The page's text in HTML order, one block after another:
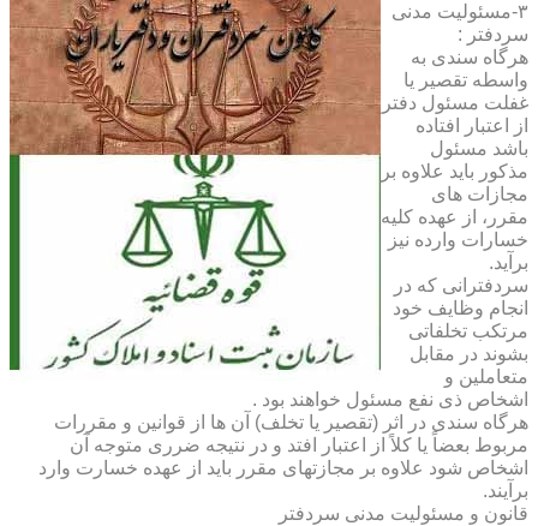
۳-مسئولیت مدنی
سردفتر :
هرگاه سندی به
واسطه تقصیر یا
غفلت مسئول دفتر
از اعتبار افتاده
باشد مسئول
مذکور باید علاوه بر
مجازات های
مقرر، از عهده کلیه
خسارات وارده نیز
برآید.
سردفترانی که در
انجام وظایف خود
مرتکب تخلفاتی
بشوند در مقابل
متعاملین و
اشخاص ذی نفع مسئول خواهند بود .
هرگاه سندی در اثر (تقصیر یا تخلف) آن ها از قوانین و مقررات
مربوط بعضاً یا کلاً از اعتبار افتد و در نتیجه ضرری متوجه آن
اشخاص شود علاوه بر مجازتهای مقرر باید از عهده خسارت وارد
برآیند.
قانون و مسئولیت مدنی سردفتر